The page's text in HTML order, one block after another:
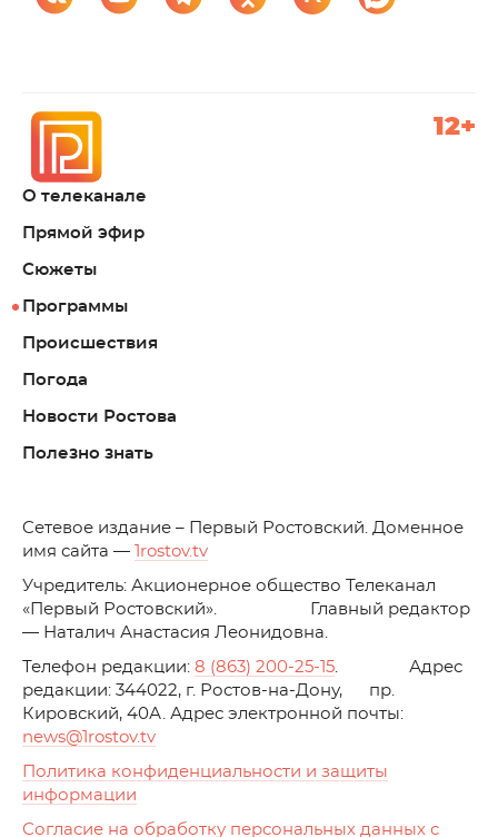
О телеканале
Прямой эфир
Сюжеты
Программы
Происшествия
Погода
Новости Ростова
Полезно знать
12+
Cетевое издание – Первый Ростовский. Доменное
имя сайта —
1rostov.tv
Учредитель: Акционерное общество Телеканал
«Первый Ростовский». Главный редактор
— Наталич Анастасия Леонидовна.
Телефон редакции: 8 (863) 200-25-15. Адрес
редакции: 344022, г. Ростов-на-Дону, пр.
Кировский, 40А. Адрес электронной почты:
news@1rostov.tv
Политика конфиденциальности и защиты
информации
Согласие на обработку персональных данных с